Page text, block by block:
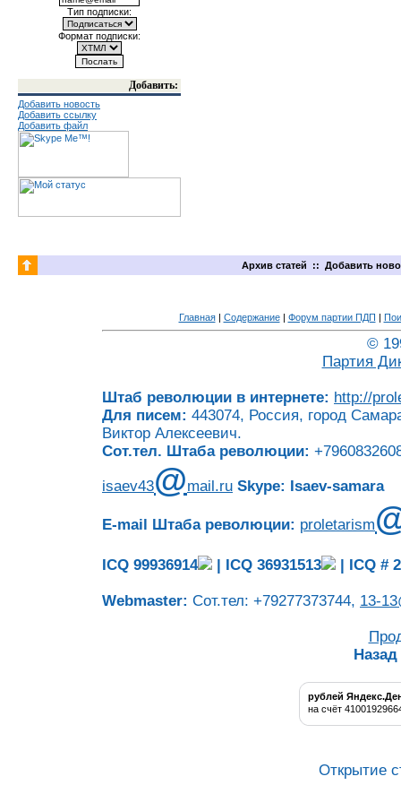
Тип подписки:
Формат подписки:
Добавить:
Добавить новость
Добавить ссылку
Добавить файл
Архив статей :: Добавить
Главная| Содержание| Форум партии ПДП |
©
Партия
Штаб революции в интернете: http://
Для писем: 443074, Россия, город
Виктор Алексеевич.
Сот.тел. Штаба революции:
isaev43@mail.ru Skype: Isaev-samara
E-mail Штаба революции: proletarism
ICQ 99936914 | ICQ 36931513 | ICQ #
Webmaster: Сот.тел: +79277373744, 13-
Назад
рублей
на счёт
Открытие